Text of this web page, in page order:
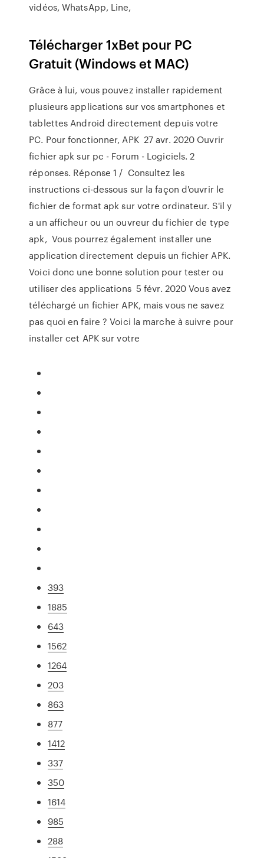
vidéos, WhatsApp, Line,
Télécharger 1xBet pour PC
Gratuit (Windows et MAC)
Grâce à lui, vous pouvez installer rapidement
plusieurs applications sur vos smartphones et
tablettes Android directement depuis votre
PC. Pour fonctionner, APK 27 avr. 2020 Ouvrir
fichier apk sur pc - Forum - Logiciels. 2
réponses. Réponse 1 / Consultez les
instructions ci-dessous sur la façon d'ouvrir le
fichier de format apk sur votre ordinateur. S'il y
a un afficheur ou un ouvreur du fichier de type
apk, Vous pourrez également installer une
application directement depuis un fichier APK.
Voici donc une bonne solution pour tester ou
utiliser des applications 5 févr. 2020 Vous avez
téléchargé un fichier APK, mais vous ne savez
pas quoi en faire ? Voici la marche à suivre pour
installer cet APK sur votre
393
1885
643
1562
1264
203
863
877
1412
337
350
1614
985
288